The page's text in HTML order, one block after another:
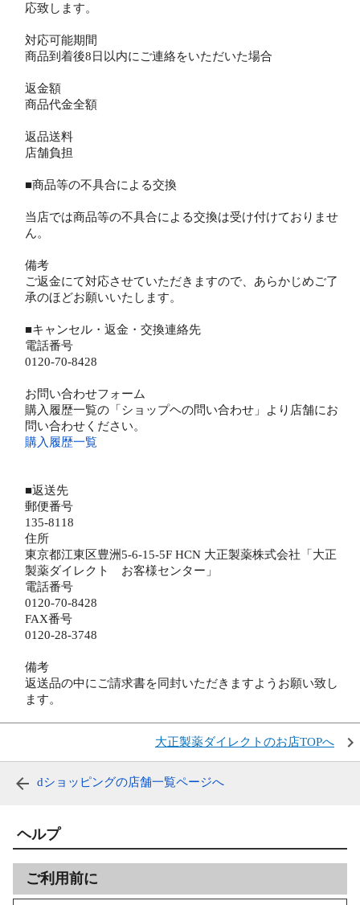
応致します。
対応可能期間
商品到着後8日以内にご連絡をいただいた場合
返金額
商品代金全額
返品送料
店舗負担
■商品等の不具合による交換
当店では商品等の不具合による交換は受け付けておりませ
ん。
備考
ご返金にて対応させていただきますので、あらかじめご了
承のほどお願いいたします。
■キャンセル・返金・交換連絡先
電話番号
0120-70-8428
お問い合わせフォーム
購入履歴一覧の「ショップヘの問い合わせ」より店舗にお
問い合わせください。
購入履歴一覧
■返送先
郵便番号
135-8118
住所
東京都江東区豊洲5-6-15-5F HCN 大正製薬株式会社「大正
製薬ダイレクト お客様センター」
電話番号
0120-70-8428
FAX番号
0120-28-3748
備考
返送品の中にご請求書を同封いただきますようお願い致し
ます。
大正製薬ダイレクトのお店TOPへ
dショッピングの店舗一覧ページへ
ヘルプ
ご利用前に